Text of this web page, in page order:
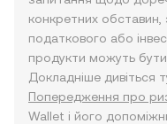
конкретних обставин,
податкового або
продукти можуть бути
Докладніше дивіться
Попередження про
Wallet і його